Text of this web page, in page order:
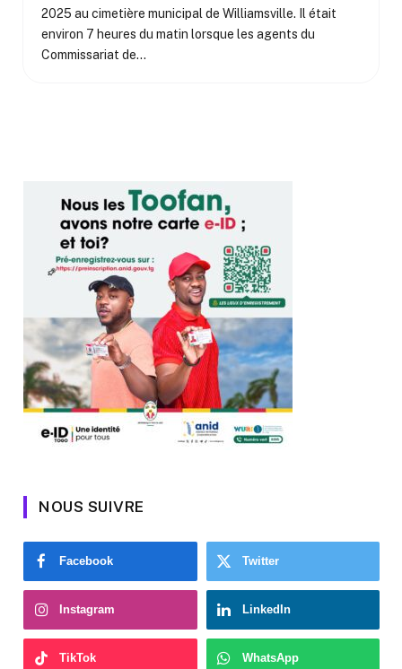
2025 au cimetière municipal de Williamsville. Il était
environ 7 heures du matin lorsque les agents du
Commissariat de…
NOUS SUIVRE
Facebook Twitter
Instagram LinkedIn
TikTok WhatsApp